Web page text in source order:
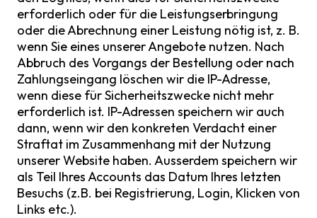
erforderlich oder für die Leistungserbringung
oder die Abrechnung einer Leistung nötig ist, z. B.
wenn Sie eines unserer Angebote nutzen. Nach
Abbruch des Vorgangs der Bestellung oder nach
Zahlungseingang löschen wir die IP-Adresse,
wenn diese für Sicherheitszwecke nicht mehr
erforderlich ist. IP-Adressen speichern wir auch
dann, wenn wir den konkreten Verdacht einer
Straftat im Zusammenhang mit der Nutzung
unserer Website haben. Ausserdem speichern wir
als Teil Ihres Accounts das Datum Ihres letzten
Besuchs (z.B. bei Registrierung, Login, Klicken von
Links etc.).